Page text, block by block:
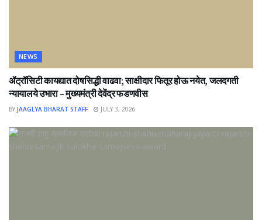
NEWS
ॲट्रॉसिटी कायद्यात दोषसिद्धी वाढवा; साक्षीदार फितूर होऊ नयेत, जलदगती
न्यायालये उभारा – मुख्यमंत्री देवेंद्र फडणवीस
BY JAAGLYA BHARAT STAFF JULY 3, 2026